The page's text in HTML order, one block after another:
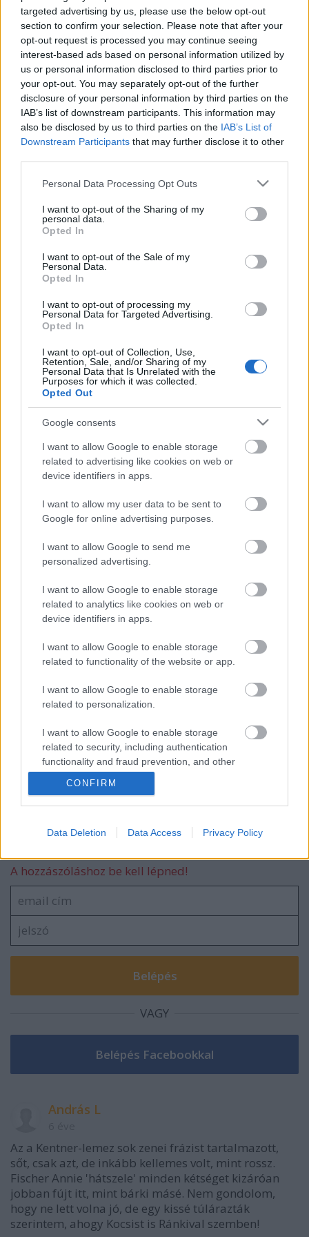
targeted advertising by us, please use the below opt-out
section to confirm your selection. Please note that after your
opt-out request is processed you may continue seeing
interest-based ads based on personal information utilized by
us or personal information disclosed to third parties prior to
your opt-out. You may separately opt-out of the further
disclosure of your personal information by third parties on the
IAB’s list of downstream participants. This information may
also be disclosed by us to third parties on the IAB’s List of
Downstream Participants that may further disclose it to other
Please note that this website/app uses one or more Google
not limited to your visit or usage behaviour. You may click to
grant or deny consent to Google and its third-party tags to
use your data for below specified purposes in below Google
consent section.
Personal Data Processing Opt Outs
I want to opt-out of the Sharing of my
personal data.
Opted In
I want to opt-out of the Sale of my
Personal Data.
Opted In
I want to opt-out of processing my
Personal Data for Targeted Advertising.
Opted In
I want to opt-out of Collection, Use,
Retention, Sale, and/or Sharing of my
Personal Data that Is Unrelated with the
Purposes for which it was collected.
Opted Out
Google consents
I want to allow Google to enable storage
related to advertising like cookies on web or
device identifiers in apps.
I want to allow my user data to be sent to
Google for online advertising purposes.
I want to allow Google to send me
personalized advertising.
I want to allow Google to enable storage
related to analytics like cookies on web or
device identifiers in apps.
I want to allow Google to enable storage
related to functionality of the website or app.
I want to allow Google to enable storage
related to personalization.
I want to allow Google to enable storage
related to security, including authentication
functionality and fraud prevention, and other
CONFIRM
Data Deletion Data Access Privacy Policy
jön el a Concerto Budapest meghívására,
feleségestül, de ő lesz a zeneszerző is, saját művét
játssza, játsszák. Február 21, nem számolom ki,
mennyit kell még aludni.
Címkék:Jeremy Menuhin Kentner Lajos
Ajánlott bejegyzések:
Egy régi vendégség
Gondolatok a házi könyvtárban
Véres verejtékkel
Robinson
Bronzpulóver
A hozzászóláshoz be kell lépned!
VAGY
András L
Az a Kentner-lemez sok zenei frázist tartalmazott,
sőt, csak azt, de inkább kellemes volt, mint rossz.
Fischer Annie 'hátszele' minden kétséget kizáróan
jobban fújt itt, mint bárki másé. Nem gondolom,
hogy ne lett volna jó, de egy kissé túlárazták
szerintem, ahogy Kocsist is Ránkival szemben!